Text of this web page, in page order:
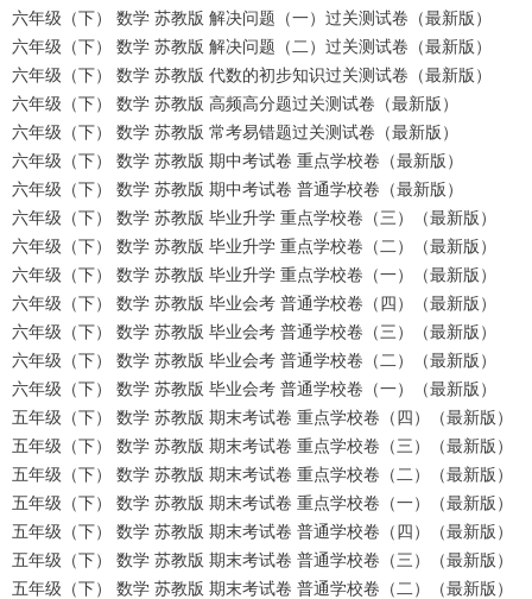
六年级（下） 数学 苏教版 解决问题（一）过关测试卷（最新版）
六年级（下） 数学 苏教版 解决问题（二）过关测试卷（最新版）
六年级（下） 数学 苏教版 代数的初步知识过关测试卷（最新版）
六年级（下） 数学 苏教版 高频高分题过关测试卷（最新版）
六年级（下） 数学 苏教版 常考易错题过关测试卷（最新版）
六年级（下） 数学 苏教版 期中考试卷 重点学校卷（最新版）
六年级（下） 数学 苏教版 期中考试卷 普通学校卷（最新版）
六年级（下） 数学 苏教版 毕业升学 重点学校卷（三）（最新版）
六年级（下） 数学 苏教版 毕业升学 重点学校卷（二）（最新版）
六年级（下） 数学 苏教版 毕业升学 重点学校卷（一）（最新版）
六年级（下） 数学 苏教版 毕业会考 普通学校卷（四）（最新版）
六年级（下） 数学 苏教版 毕业会考 普通学校卷（三）（最新版）
六年级（下） 数学 苏教版 毕业会考 普通学校卷（二）（最新版）
六年级（下） 数学 苏教版 毕业会考 普通学校卷（一）（最新版）
五年级（下） 数学 苏教版 期末考试卷 重点学校卷（四）（最新版）
五年级（下） 数学 苏教版 期末考试卷 重点学校卷（三）（最新版）
五年级（下） 数学 苏教版 期末考试卷 重点学校卷（二）（最新版）
五年级（下） 数学 苏教版 期末考试卷 重点学校卷（一）（最新版）
五年级（下） 数学 苏教版 期末考试卷 普通学校卷（四）（最新版）
五年级（下） 数学 苏教版 期末考试卷 普通学校卷（三）（最新版）
五年级（下） 数学 苏教版 期末考试卷 普通学校卷（二）（最新版）